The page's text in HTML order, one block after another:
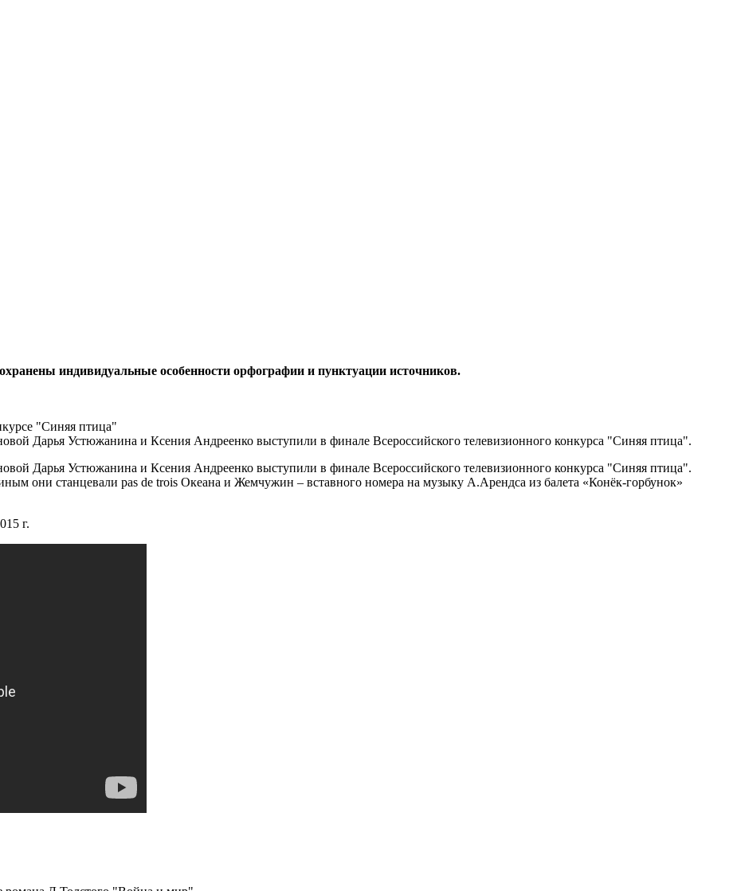
индивидуальные особенности орфографии и пунктуации источников.
"Синяя птица"
Дарья Устюжанина и Ксения Андреенко выступили в финале Всероссийского телевизионного конкурса "Синяя птица".
Дарья Устюжанина и Ксения Андреенко выступили в финале Всероссийского телевизионного конкурса "Синяя птица".
они станцевали pas de trois Океана и Жемчужин – вставного номера на музыку А.Арендса из балета «Конёк-горбунок»
г.